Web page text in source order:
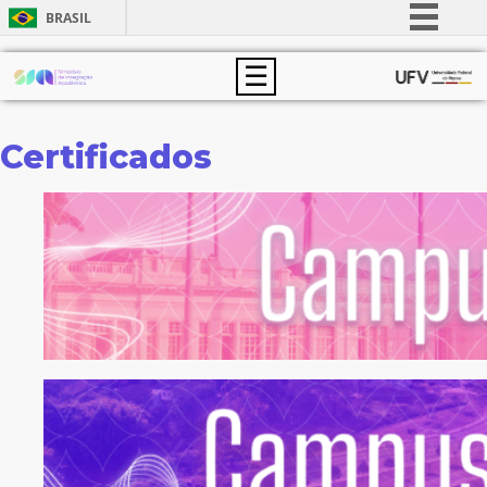
BRASIL
Simplifique!
Legislação
Canais
☰
Certificados